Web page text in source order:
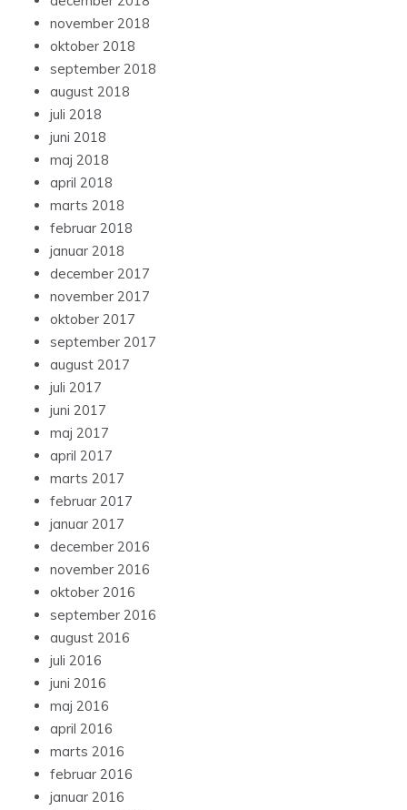
november 2018
oktober 2018
september 2018
august 2018
juli 2018
juni 2018
maj 2018
april 2018
marts 2018
februar 2018
januar 2018
december 2017
november 2017
oktober 2017
september 2017
august 2017
juli 2017
juni 2017
maj 2017
april 2017
marts 2017
februar 2017
januar 2017
december 2016
november 2016
oktober 2016
september 2016
august 2016
juli 2016
juni 2016
maj 2016
april 2016
marts 2016
februar 2016
januar 2016